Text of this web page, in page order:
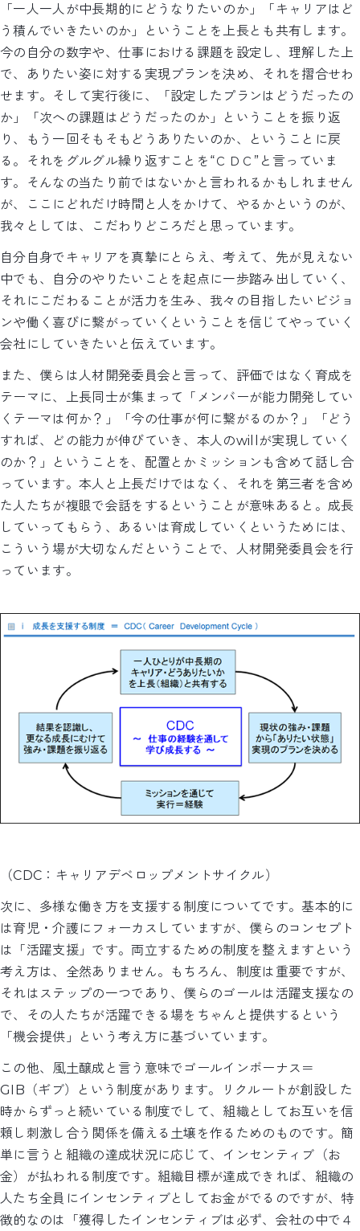
「一人一人が中長期的にどうなりたいのか」「キャリアはど
う積んでいきたいのか」ということを上長とも共有します。
今の自分の数字や、仕事における課題を設定し、理解した上
で、ありたい姿に対する実現プランを決め、それを摺合せわ
せます。そして実行後に、「設定したプランはどうだったの
か」「次への課題はどうだったのか」ということを振り返
り、もう一回そもそもどうありたいのか、ということに戻
る。それをグルグル繰り返すことを“ＣＤＣ”と言っていま
す。そんなの当たり前ではないかと言われるかもしれません
が、ここにどれだけ時間と人をかけて、やるかというのが、
我々としては、こだわりどころだと思っています。
自分自身でキャリアを真摯にとらえ、考えて、先が見えない
中でも、自分のやりたいことを起点に一歩踏み出していく、
それにこだわることが活力を生み、我々の目指したいビジョ
ンや働く喜びに繋がっていくということを信じてやっていく
会社にしていきたいと伝えています。
また、僕らは人材開発委員会と言って、評価ではなく育成を
テーマに、上長同士が集まって「メンバーが能力開発してい
くテーマは何か？」「今の仕事が何に繋がるのか？」「どう
すれば、どの能力が伸びていき、本人のwillが実現していく
のか？」ということを、配置とかミッションも含めて話し合
っています。本人と上長だけではなく、それを第三者を含め
た人たちが複眼で会話をするということが意味あると。成長
していってもらう、あるいは育成していくというためには、
こういう場が大切なんだということで、人材開発委員会を行
っています。
（CDC：キャリアデベロップメントサイクル）
次に、多様な働き方を支援する制度についてです。基本的に
は育児・介護にフォーカスしていますが、僕らのコンセプト
は「活躍支援」です。両立するための制度を整えますという
考え方は、全然ありません。もちろん、制度は重要ですが、
それはステップの一つであり、僕らのゴールは活躍支援なの
で、その人たちが活躍できる場をちゃんと提供するという
「機会提供」という考え方に基づいています。
この他、風土醸成と言う意味でゴールインボーナス＝
GIB（ギブ）という制度があります。リクルートが創設した
時からずっと続いている制度でして、組織としてお互いを信
頼し刺激し合う関係を備える土壌を作るためのものです。簡
単に言うと組織の達成状況に応じて、インセンティブ（お
金）が払われる制度です。組織目標が達成できれば、組織の
人たち全員にインセンティブとしてお金がでるのですが、特
徴的なのは「獲得したインセンティブは必ず、会社の中で４